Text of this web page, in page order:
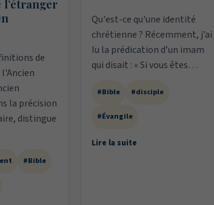
de
l'Ancien
la précision
distingue
#Bible
Qu'est-ce qu'une identité
chrétienne ? Récemment, j’ai
lu la prédication d’un imam
qui disait : « Si vous êtes…
#Bible #disciple
#Évangile
Lire la suite